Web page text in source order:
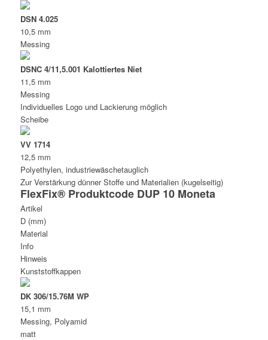
DSN 4.025
10,5 mm
Messing
DSNC 4/11,5.001 Kalottiertes Niet
11,5 mm
Messing
Individuelles Logo und Lackierung möglich
Scheibe
VV 1714
12,5 mm
Polyethylen, industriewäschetauglich
Zur Verstärkung dünner Stoffe und Materialien (kugelseitig)
FlexFix® Produktcode DUP 10 Moneta
Artikel
D (mm)
Material
Info
Hinweis
Kunststoffkappen
DK 306/15.76M WP
15,1 mm
Messing, Polyamid
matt